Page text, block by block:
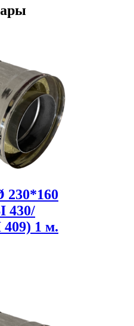
230*160
430/
1 м.